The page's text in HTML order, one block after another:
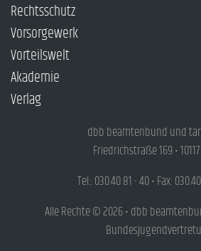
Rechtsschutz
Vorsorgewerk
Vorteilswelt
Akademie
Verlag
dbb beamtenbund und
Friedrichstraße 169 •
Tel.: 030.40 81 - 40 • Fax:
Alle Rechte © 2026 • dbb